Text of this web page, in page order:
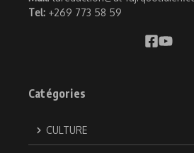
Tel: +269 773 58 59
Catégories
CULTURE